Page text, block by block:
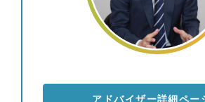
アドバイザー詳細ペー